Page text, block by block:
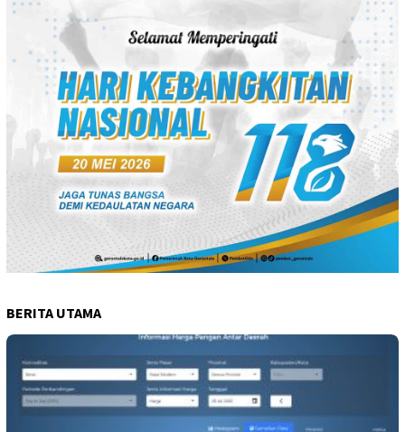
BERITA UTAMA